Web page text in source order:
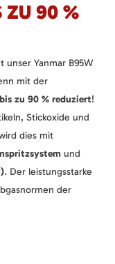
ZU 90 %
Yanmar B95W
mit der
zu 90 % reduziert!
Stickoxide und
dies mit
und
. Der leistungsstarke
der